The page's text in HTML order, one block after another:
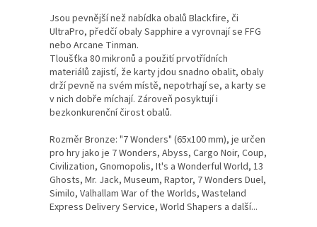
Jsou pevnější než nabídka obalů Blackfire, či
UltraPro, předčí obaly Sapphire a vyrovnají se FFG
nebo Arcane Tinman.
Tloušťka 80 mikronů a použití prvotřídních
materiálů zajistí, že karty jdou snadno obalit, obaly
drží pevně na svém místě, nepotrhají se, a karty se
v nich dobře míchají. Zároveň posyktují i
bezkonkurenční čirost obalů.
Rozměr Bronze: "7 Wonders" (65x100 mm), je určen
pro hry jako je 7 Wonders, Abyss, Cargo Noir, Coup,
Civilization, Gnomopolis, It's a Wonderful World, 13
Ghosts, Mr. Jack, Museum, Raptor, 7 Wonders Duel,
Similo, Valhallam War of the Worlds, Wasteland
Express Delivery Service, World Shapers a další...